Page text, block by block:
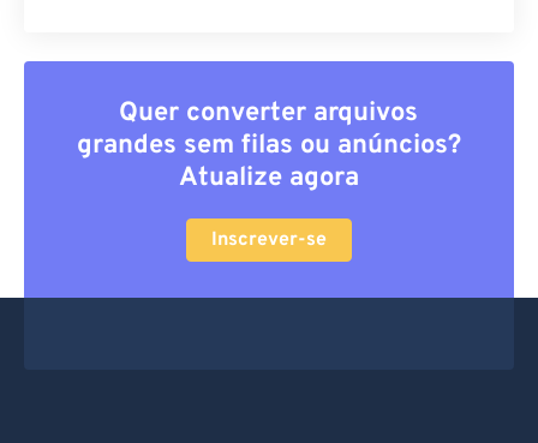
Quer converter arquivos
grandes sem filas ou anúncios?
Atualize agora
Inscrever-se